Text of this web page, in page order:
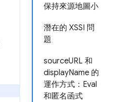
保持來源地圖小
潛在的 XSSI 問
題
sourceURL 和
displayName 的
運作方式：Eval
和匿名函式